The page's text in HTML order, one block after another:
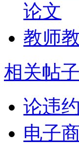
论文
教师
相关帖子
论违
电子